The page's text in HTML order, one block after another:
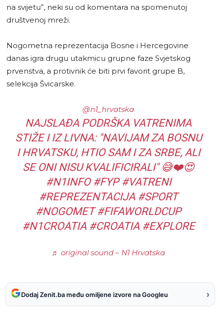
na svijetu”, neki su od komentara na spomenutoj
društvenoj mreži.
Nogometna reprezentacija Bosne i Hercegovine
danas igra drugu utakmicu grupne faze Svjetskog
prvenstva, a protivnik će biti prvi favorit grupe B,
selekcija Švicarske.
@n1_hrvatska
NAJSLAĐA PODRŠKA VATRENIMA
STIŽE I IZ LIVNA: "NAVIJAM ZA BOSNU
I HRVATSKU, HTIO SAM I ZA SRBE, ALI
SE ONI NISU KVALIFICIRALI" 😅❤️😍
#N1INFO #FYP #VATRENI
#REPREZENTACIJA #SPORT
#NOGOMET #FIFAWORLDCUP
#N1CROATIA #CROATIA #EXPLORE
♬ original sound – N1 Hrvatska
Dodaj Zenit.ba među omiljene izvore na Googleu ›